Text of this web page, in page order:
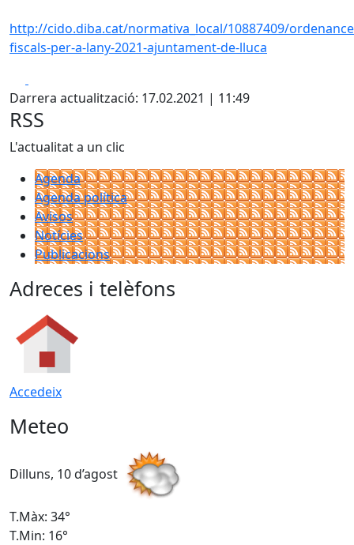
http://cido.diba.cat/normativa_local/10887409/
fiscals-per-a-lany-2021-ajuntament-de-lluca
Darrera actualització: 17.02.2021 | 11:49
RSS
L'actualitat a un clic
Agenda
Agenda política
Avisos
Notícies
Publicacions
Adreces i telèfons
Accedeix
Meteo
Dilluns, 10 d’agost
T.Màx: 34°
T.Min: 16°